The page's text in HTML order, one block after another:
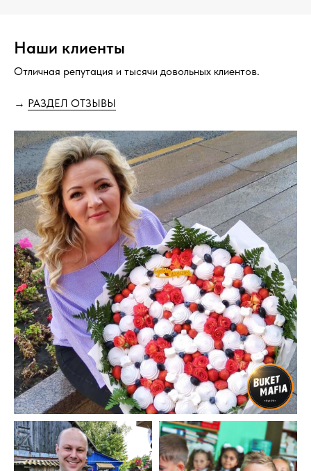
Наши клиенты
Отличная репутация и тысячи довольных клиентов.
→ РАЗДЕЛ ОТЗЫВЫ